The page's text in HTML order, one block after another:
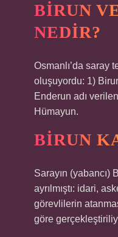
BIRUN
NEDIR?
Osmanlı’da saray
oluşuyordu: 1)
Enderun adı
Hümayun.
BIRUN
Sarayın (yabancı)
ayrılmıştı: idari,
görevlilerin
göre